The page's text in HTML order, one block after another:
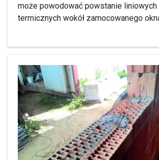
może powodować powstanie
termicznych wokół zamocowanego